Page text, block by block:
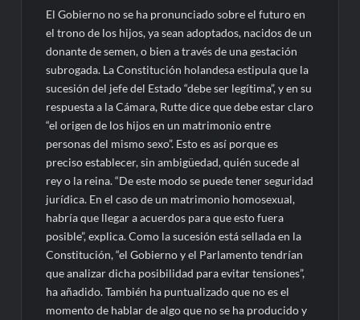
El Gobierno no se ha pronunciado sobre el futuro en
el trono de los hijos, ya sean adoptados, nacidos de un
donante de semen, o bien a través de una gestación
subrogada. La Constitución holandesa estipula que la
sucesión del jefe del Estado “debe ser legítima”, y en su
respuesta a la Cámara, Rutte dice que debe estar claro
“el origen de los hijos en un matrimonio entre
personas del mismo sexo”. Esto es así porque es
preciso establecer, sin ambigüedad, quién sucede al
rey o la reina. “De este modo se puede tener seguridad
jurídica. En el caso de un matrimonio homosexual,
habría que llegar a acuerdos para que esto fuera
posible”, explica. Como la sucesión está sellada en la
Constitución, “el Gobierno y el Parlamento tendrían
que analizar dicha posibilidad para evitar tensiones”,
ha añadido. También ha puntualizado que no es el
momento de hablar de algo que no se ha producido y